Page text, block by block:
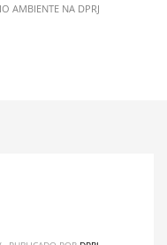
AMBIENTE NA DPRJ